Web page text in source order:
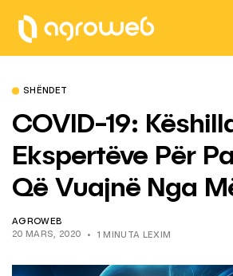
SHËNDET
COVID-19:
Ekspertëve Për
Që Vuajnë Nga
AGROWEB
20 MARS, 2020
1 MINUTA LEXIM